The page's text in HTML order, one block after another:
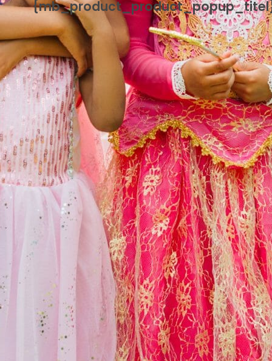
{mb_product_product_handleiding}